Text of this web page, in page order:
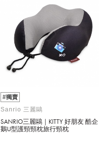
#獨賣
Sanrio 三麗鷗
SANRIO三麗鷗｜KITTY 好朋友 酷企
鵝U型護頸頸枕旅行頸枕